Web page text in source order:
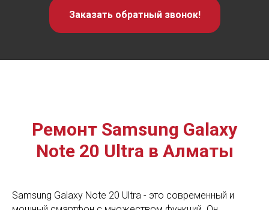
Заказать обратный звонок!
Ремонт Samsung Galaxy
Note 20 Ultra в Алматы
Samsung Galaxy Note 20 Ultra - это современный и